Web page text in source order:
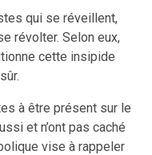
qui se réveillent,
révolter. Selon eux,
cette insipide
à être présent sur le
et n’ont pas caché
vise à rappeler